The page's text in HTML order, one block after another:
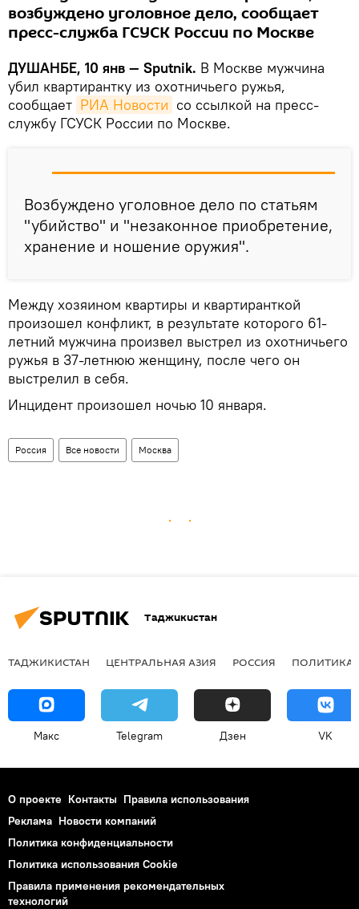
возбуждено уголовное дело, сообщает
пресс-служба ГСУСК России по Москве
ДУШАНБЕ, 10 янв — Sputnik. В Москве мужчина
убил квартирантку из охотничьего ружья,
сообщает РИА Новости со ссылкой на пресс-
службу ГСУСК России по Москве.
Возбуждено уголовное дело по статьям
"убийство" и "незаконное приобретение,
хранение и ношение оружия".
Между хозяином квартиры и квартиранткой
произошел конфликт, в результате которого 61-
летний мужчина произвел выстрел из охотничьего
ружья в 37-летнюю женщину, после чего он
выстрелил в себя.
Инцидент произошел ночью 10 января.
Россия Все новости Москва
Таджикистан
ТАДЖИКИСТАН ЦЕНТРАЛЬНАЯ АЗИЯ РОССИЯ ПОЛИТИКА
Макс Telegram Дзен VK
О проекте Контакты Правила использования
Реклама Новости компаний
Политика конфиденциальности
Политика использования Cookie
Правила применения рекомендательных
технологий